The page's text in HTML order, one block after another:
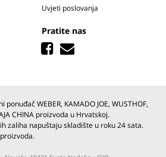
Uvjeti poslovanja
Pratite nas
WEBER, KAMADO JOE, WUSTHOF,
CHINA proizvoda u Hrvatskoj.
zaliha napuštaju skladište u roku 24 sata.